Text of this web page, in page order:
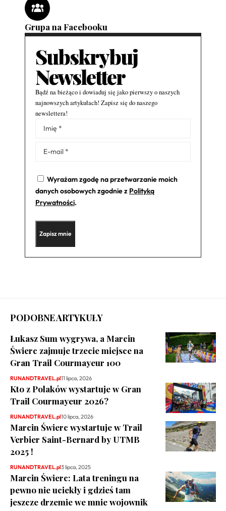
Grupa na Facebooku
Subskrybuj
Newsletter
Bądź na bieżąco i dowiaduj się jako pierwszy o naszych
najnowszych artykułach! Zapisz się do naszego
newslettera!
Wyrażam zgodę na przetwarzanie moich
danych osobowych zgodnie z Polityką
Prywatności.
Alternative:
PODOBNE ARTYKUŁY
Łukasz Sum wygrywa, a Marcin
Świerc zajmuje trzecie miejsce na
Gran Trail Courmayeur 100
RUNANDTRAVEL.pl11 lipca, 2026
Kto z Polaków wystartuje w Gran
Trail Courmayeur 2026?
RUNANDTRAVEL.pl10 lipca, 2026
Marcin Świerc wystartuje w Trail
Verbier Saint-Bernard by UTMB
2025 !
RUNANDTRAVEL.pl3 lipca, 2025
Marcin Świerc: Lata treningu na
pewno nie uciekły i gdzieś tam
jeszcze drzemie we mnie wojownik